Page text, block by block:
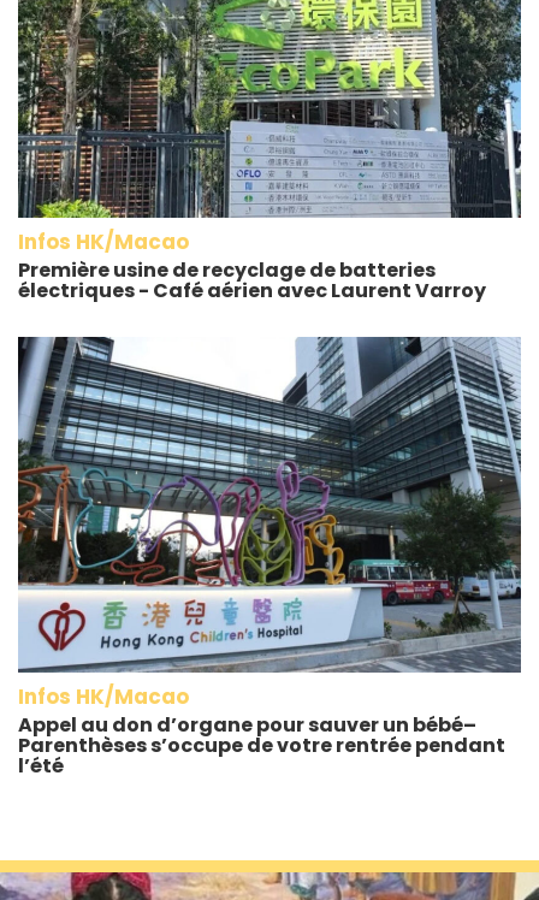
Infos HK/Macao
Première usine de recyclage de batteries
électriques - Café aérien avec Laurent Varroy
Infos HK/Macao
Appel au don d’organe pour sauver un bébé–
Parenthèses s’occupe de votre rentrée pendant
l’été